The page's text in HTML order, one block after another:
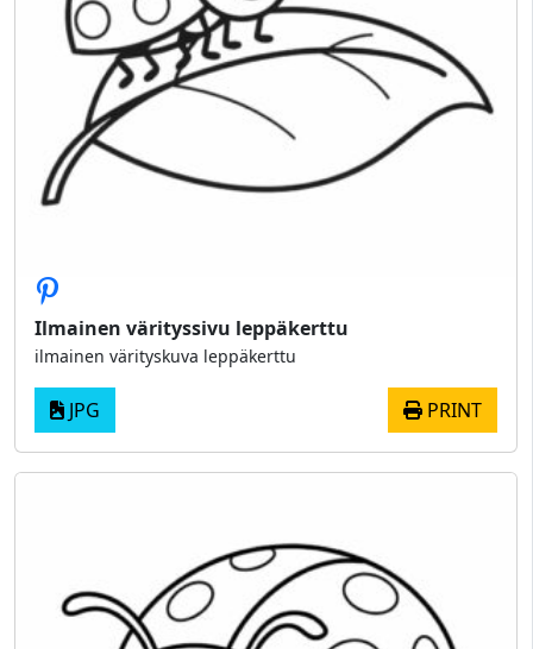
Ilmainen värityssivu leppäkerttu
ilmainen värityskuva leppäkerttu
JPG PRINT